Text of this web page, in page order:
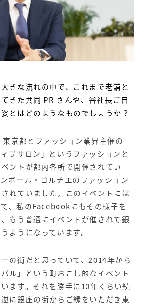
きな流れの中で、これまで老舗と
きた共同 PR さんや、谷社長ご自
とはどのようなものでしょうか？
東京都とファッション業界主催の
ブサロン 」というファッションと
ントが都内各所で開催されてい
ポール・ゴルチエのファッション
れていました。このイベントには
、私のFacebookにもその様子を
もう普通にイベントが催されて銀
ようになっています。
の街だと思っていて、2014年から
ル 」という町おこし的なイベント
ます。それを勝手に10年くらい続
に銀座の街からご縁をいただき東